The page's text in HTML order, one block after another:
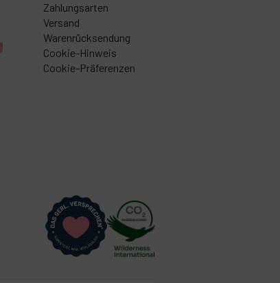
Zahlungsarten
Versand
Warenrücksendung
Cookie-Hinweis
Cookie-Präferenzen